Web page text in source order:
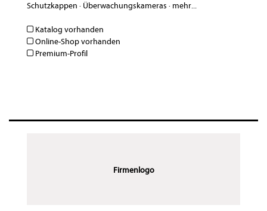
Schutzkappen · Überwachungskameras · mehr...
Katalog vorhanden
Online-Shop vorhanden
Premium-Profil
Firmenlogo